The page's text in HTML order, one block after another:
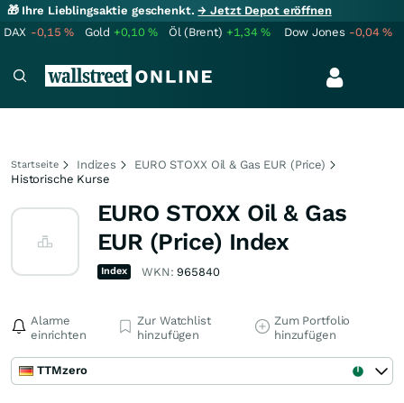
🎁 Ihre Lieblingsaktie geschenkt.→ Jetzt Depot eröffnen
DAX -0,15% Gold +0,10% Öl (Brent) +1,34% Dow Jones -0,04%
Startseite Indizes
EURO STOXX Oil & Gas EUR (Price)
Historische Kurse
EURO STOXX Oil & Gas
EUR (Price) Index
Index WKN:965840
Alarme
einrichten
Zur Watchlist
hinzufügen
Zum Portfolio
hinzufügen
TTMzero